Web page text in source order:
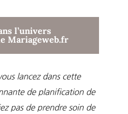
l’univers
Mariageweb.fr
lancez dans cette
de planification de
pas de prendre soin de